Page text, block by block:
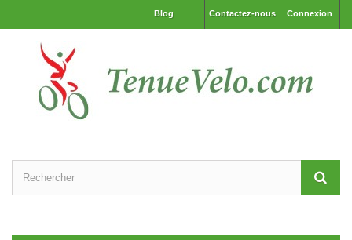
Connexion
Contactez-nous
Blog